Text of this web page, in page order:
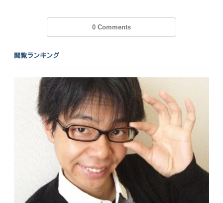
0 Comments
閲覧ランキング